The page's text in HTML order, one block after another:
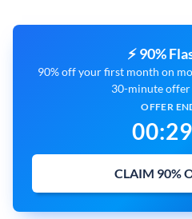
⚡ 90%
90% off your first month on
30-minute offer
OFFER
00:29
CLAIM 90%